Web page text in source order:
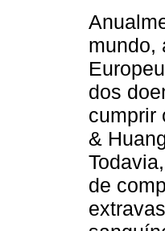
mundo,
dos
cumprir
&
de